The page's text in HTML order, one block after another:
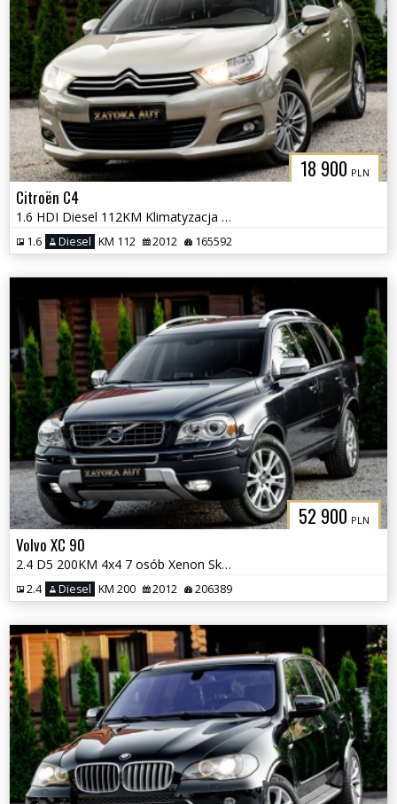
18 900 PLN
Citroën C4
1.6 HDI Diesel 112KM Klimatyzacja Bezwypadkowy Sprowadzony
1.6 Diesel KM 112 2012 165592
52 900 PLN
Volvo XC 90
2.4 D5 200KM 4x4 7 osób Xenon Skóra Grzane Fot Navi Tempomat PDC
2.4 Diesel KM 200 2012 206389